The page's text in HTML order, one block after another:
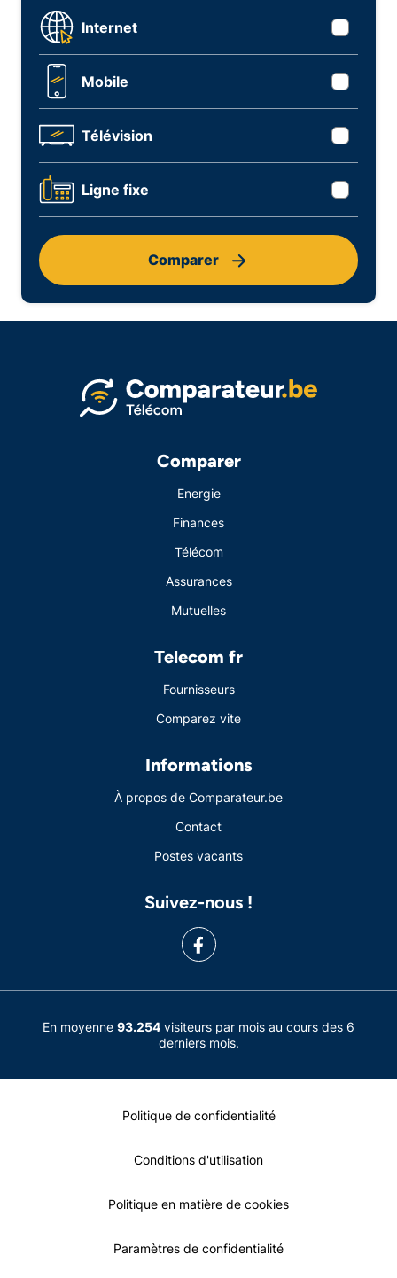
Internet
Mobile
Télévision
Ligne fixe
Comparer
Comparer
Energie
Finances
Télécom
Assurances
Mutuelles
Telecom fr
Fournisseurs
Comparez vite
Informations
À propos de Comparateur.be
Contact
Postes vacants
Suivez-nous !
En moyenne 93.254 visiteurs par mois au cours des 6
derniers mois.
Politique de confidentialité
Conditions d'utilisation
Politique en matière de cookies
Paramètres de confidentialité